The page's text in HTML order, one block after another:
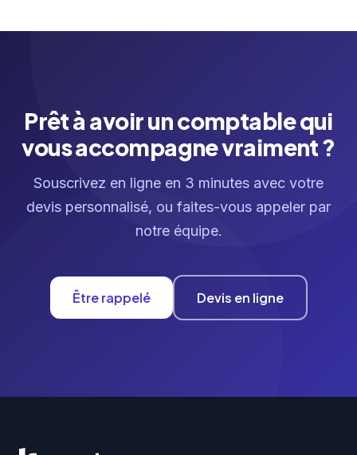
Prêt à avoir un comptable qui
vous accompagne vraiment ?
Souscrivez en ligne en 3 minutes avec votre
devis personnalisé, ou faites-vous appeler par
notre équipe.
Être rappelé Devis en ligne